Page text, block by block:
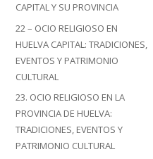
CAPITAL Y SU PROVINCIA
22 – OCIO RELIGIOSO EN
HUELVA CAPITAL: TRADICIONES,
EVENTOS Y PATRIMONIO
CULTURAL
23. OCIO RELIGIOSO EN LA
PROVINCIA DE HUELVA:
TRADICIONES, EVENTOS Y
PATRIMONIO CULTURAL